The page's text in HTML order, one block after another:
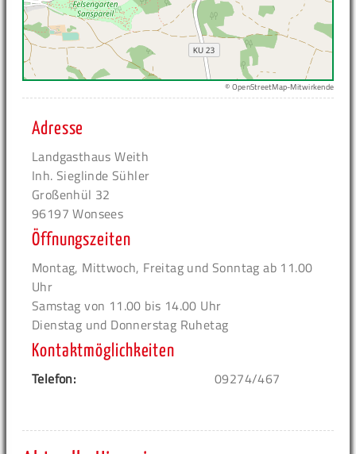
© OpenStreetMap-Mitwirkende
Adresse
Landgasthaus Weith
Inh. Sieglinde Sühler
Großenhül 32
96197 Wonsees
Öffnungszeiten
Montag, Mittwoch, Freitag und Sonntag ab 11.00
Uhr
Samstag von 11.00 bis 14.00 Uhr
Dienstag und Donnerstag Ruhetag
Kontaktmöglichkeiten
Telefon: 09274/467